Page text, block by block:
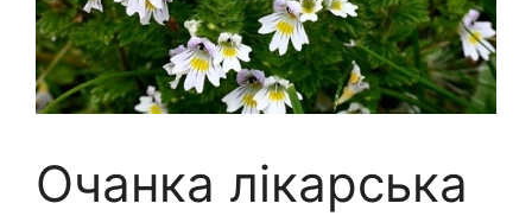
Очанка лікарська